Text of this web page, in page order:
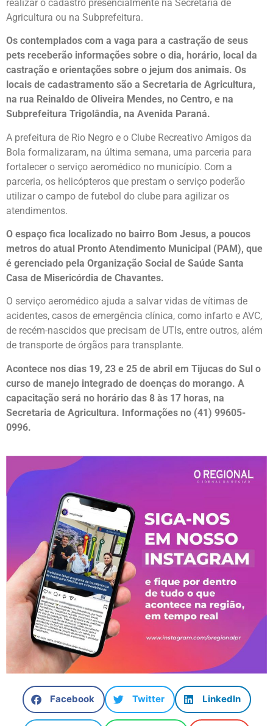
realizar o cadastro presencialmente na Secretaria de
Agricultura ou na Subprefeitura.
Os contemplados com a vaga para a castração de seus
pets receberão informações sobre o dia, horário, local da
castração e orientações sobre o jejum dos animais. Os
locais de cadastramento são a Secretaria de Agricultura,
na rua Reinaldo de Oliveira Mendes, no Centro, e na
Subprefeitura Trigolândia, na Avenida Paraná.
A prefeitura de Rio Negro e o Clube Recreativo Amigos da
Bola formalizaram, na última semana, uma parceria para
fortalecer o serviço aeromédico no município. Com a
parceria, os helicópteros que prestam o serviço poderão
utilizar o campo de futebol do clube para agilizar os
atendimentos.
O espaço fica localizado no bairro Bom Jesus, a poucos
metros do atual Pronto Atendimento Municipal (PAM), que
é gerenciado pela Organização Social de Saúde Santa
Casa de Misericórdia de Chavantes.
O serviço aeromédico ajuda a salvar vidas de vítimas de
acidentes, casos de emergência clínica, como infarto e AVC,
de recém-nascidos que precisam de UTIs, entre outros, além
de transporte de órgãos para transplante.
Acontece nos dias 19, 23 e 25 de abril em Tijucas do Sul o
curso de manejo integrado de doenças do morango. A
capacitação será no horário das 8 às 17 horas, na
Secretaria de Agricultura. Informações no (41) 99605-
0996.
Facebook Twitter LinkedIn